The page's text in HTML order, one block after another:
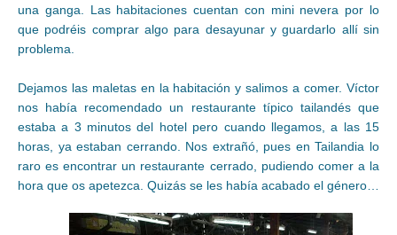
una ganga. Las habitaciones cuentan con mini nevera por lo
que podréis comprar algo para desayunar y guardarlo allí sin
problema.
Dejamos las maletas en la habitación y salimos a comer. Víctor
nos había recomendado un restaurante típico tailandés que
estaba a 3 minutos del hotel pero cuando llegamos, a las 15
horas, ya estaban cerrando. Nos extrañó, pues en Tailandia lo
raro es encontrar un restaurante cerrado, pudiendo comer a la
hora que os apetezca. Quizás se les había acabado el género…